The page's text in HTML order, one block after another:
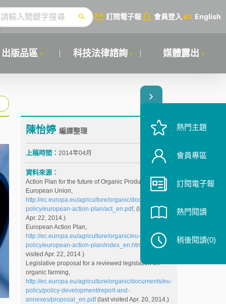
訂閱電子報 會員登入 English
出版品區 科技法律諮詢 媒體露出
陳怡婷 編譯整理
上稿時間： 2014年04月
資料來源：
Action Plan for the future of Organic Production in the
European Union,
http://ec.europa.eu/agriculture/organic/documents/eu-
policy/european-action-plan/act_en.pdf, (last visited
Apr. 22, 2014.)
European Action Plan,
http://ec.europa.eu/agriculture/organic/eu-
policy/european-action-plan/index_en.htm
(last
visited Apr. 22, 2014.)
Legislative proposal for a reviewed legislation on
organic farming,
http://ec.europa.eu/agriculture/organic/documents/eu-
policy/policy-development/report-and-
annexes/proposal_en.pdf(last visited Apr. 20, 2014.)
熱門主題
會員專區
訂閱電子報
熱門閱讀
稍後閱讀(0)